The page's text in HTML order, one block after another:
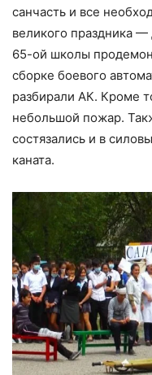
санчасть и все
великого праздника
65-ой школы
сборке боевого
разбирали АК. Кроме
небольшой пожар.
состязались и в
каната.